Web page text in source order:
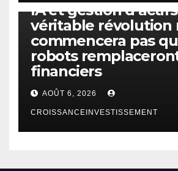
IA et gestion
véritable révolution
commencera pas
robots
financiers
AOÛT 6, 2026
CROISSANCEINVESTISSEMENT